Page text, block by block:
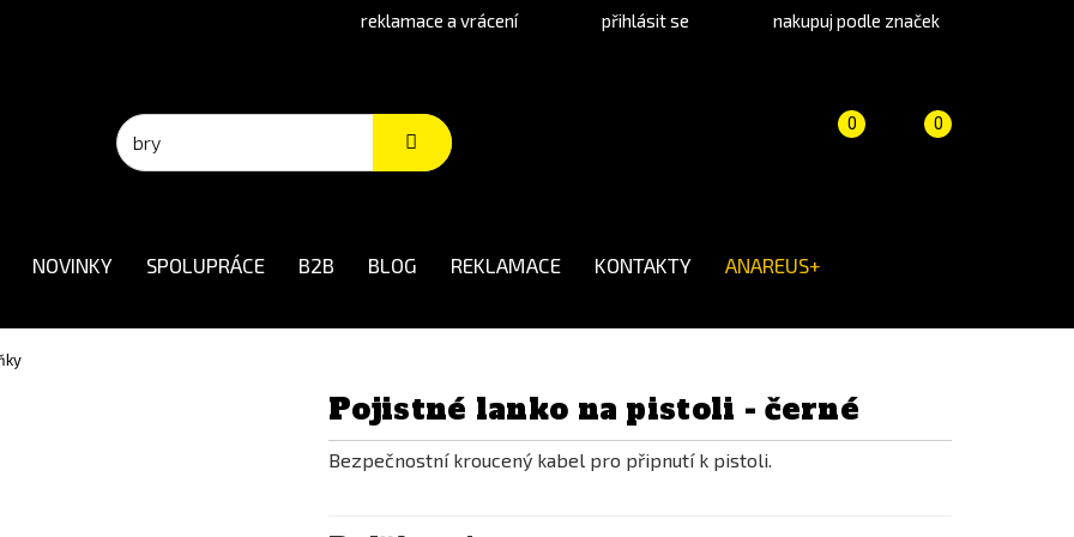
reklamace a vrácení přihlásit se nakupuj podle značek
Košík 0
(prázdný)
Porovnání
0
NOVINKY SPOLUPRÁCE B2B BLOG REKLAMACE KONTAKTY ANAREUS+
Pojistné lanko na pistoli - černé
Bezpečnostní kroucený kabel pro připnutí k pistoli.